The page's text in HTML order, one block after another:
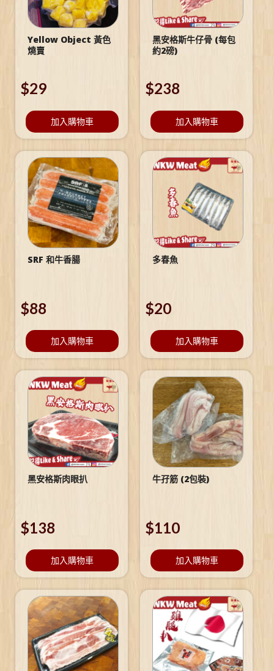
Yellow Object 黃色
燒賣
$29
加入購物車
黑安格斯牛仔骨 (每包
約2磅)
$238
加入購物車
SRF 和牛香腸
$88
加入購物車
多春魚
$20
加入購物車
黑安格斯肉眼扒
$138
加入購物車
牛孖筋 (2包裝)
$110
加入購物車